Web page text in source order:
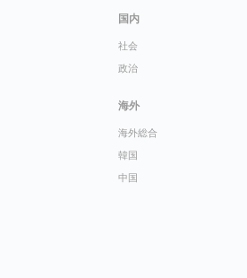
国内
社会
政治
海外
海外総合
韓国
中国